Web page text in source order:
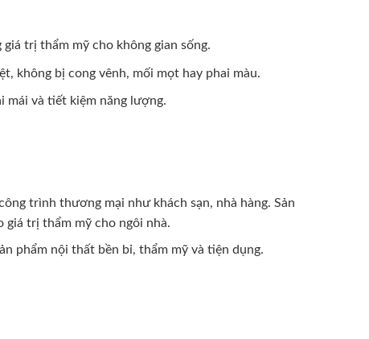
trị thẩm mỹ cho không gian sống.
không bị cong vênh, mối mọt hay phai màu.
mái và tiết kiệm năng lượng.
trình thương mại như khách sạn, nhà hàng. Sản
giá trị thẩm mỹ cho ngôi nhà.
phẩm nội thất bền bỉ, thẩm mỹ và tiện dụng.